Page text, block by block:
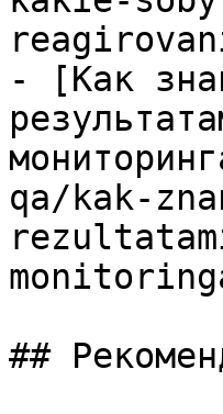
- [Как
qa/kak-
##